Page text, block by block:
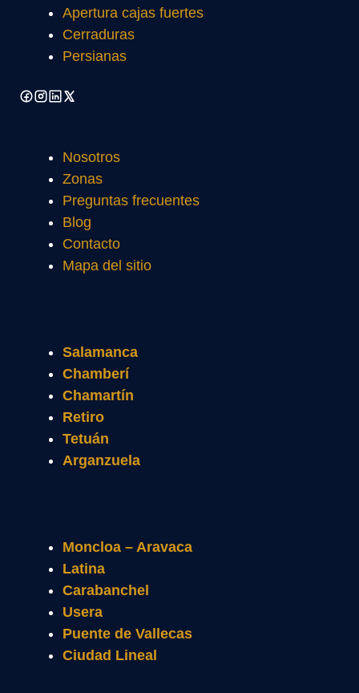
Apertura cajas fuertes
Cerraduras
Persianas
Nosotros
Zonas
Preguntas frecuentes
Blog
Contacto
Mapa del sitio
Salamanca
Chamberí
Chamartín
Retiro
Tetuán
Arganzuela
Moncloa – Aravaca
Latina
Carabanchel
Usera
Puente de Vallecas
Ciudad Lineal